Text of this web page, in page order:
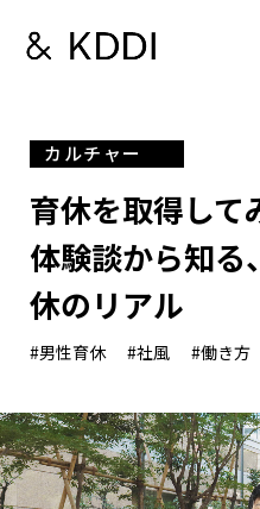
カルチャー
育休を取得して
体験談から知る
休のリアル
#男性育休 #社風 #働き方